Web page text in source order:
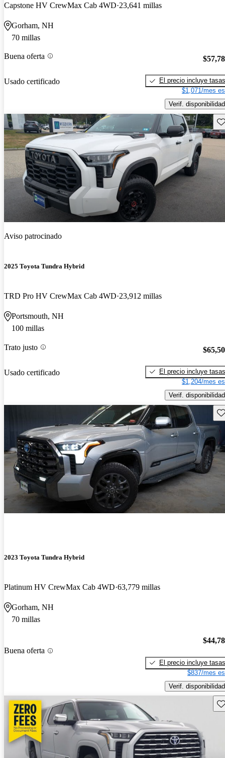
Capstone HV CrewMax Cab 4WD 23,641 millas
Gorham, NH
70 millas
Buena oferta
Usado certificado
El precio incluye tasas
$1,071/mes
Verif. disponibilidad
Aviso patrocinado
2025 Toyota Tundra Hybrid
TRD Pro HV CrewMax Cab 4WD 23,912 millas
Portsmouth, NH
100 millas
Trato justo
Usado certificado
El precio incluye tasas
$1,204/mes
Verif. disponibilidad
2023 Toyota Tundra Hybrid
Platinum HV CrewMax Cab 4WD 63,779 millas
Gorham, NH
70 millas
Buena oferta
El precio incluye tasas
$837/mes
Verif. disponibilidad